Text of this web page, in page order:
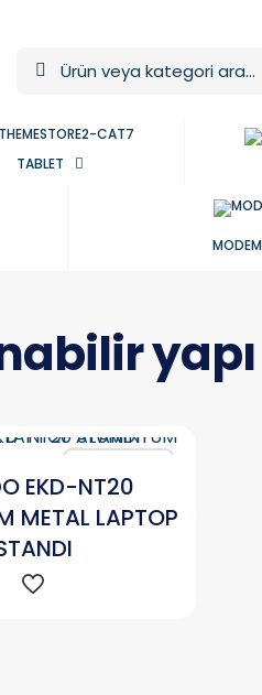
TABLET
MODEM
yapı
EKD-NT20
METAL LAPTOP